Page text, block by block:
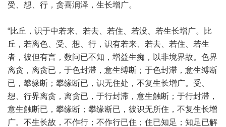
受、想、行，贪喜润泽，生长增广。
“比丘，识于中若来、若去、若住、若没、若生长增广。比
丘，若离色、受、想、行，识有若来、若去、若住、若生
者，彼但有言，数问已不知，增益生痴，以非境界故。色界
离贪，离贪已，于色封滞，意生缚断；于色封滞，意生缚断
已，攀缘断；攀缘断已，识无住处，不复生长增广。受、
想、行界离贪，离贪已，于行封滞，意生触断；于行封滞，
意生触断已，攀缘断；攀缘断已，彼识无所住，不复生长增
广。不生长故，不作行；不作行已住；住已知足；知足已解